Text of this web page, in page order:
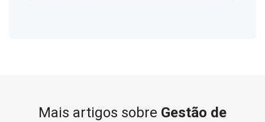
Mais artigos sobre Gestão de